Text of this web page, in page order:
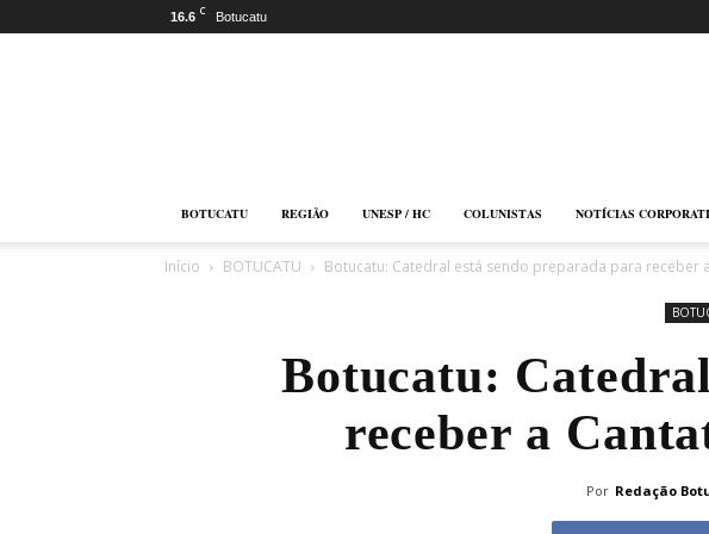
16.6 C Botucatu
BOTUCATU REGIÃO UNESP / HC COLUNISTAS NOTÍCIAS
Início BOTUCATU Botucatu: Catedral está sendo preparada para receber
Botucatu:
receber a
Por Redação